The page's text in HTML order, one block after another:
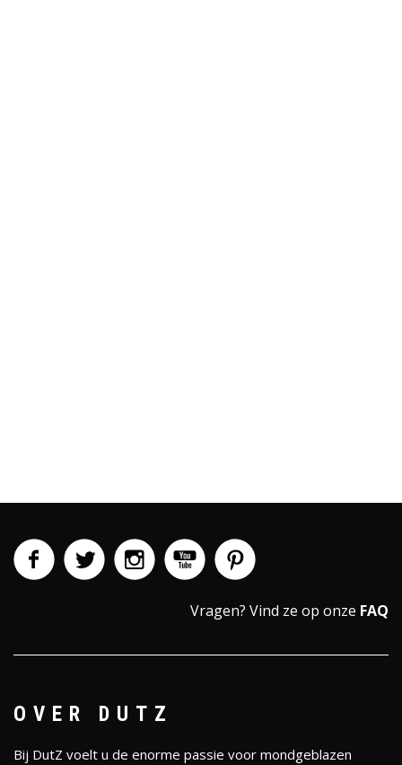
Vragen? Vind ze op onze FAQ
OVER DUTZ
Bij DutZ voelt u de enorme passie voor mondgeblazen